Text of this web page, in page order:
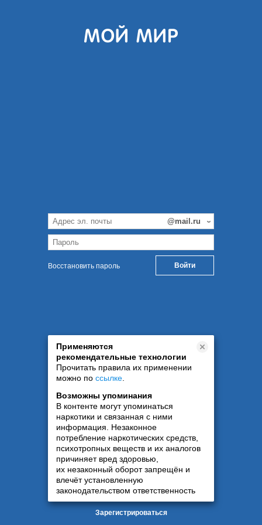
Восстановить пароль
Применяются
рекомендательные технологии
Прочитать правила их применении
можно по ссылке
Возможны упоминания
В контенте могут упоминаться
наркотики и связанная с ними
информация. Незаконное
потребление наркотических средств,
психотропных веществ и их аналогов
причиняет вред здоровью,
их незаконный оборот запрещён и
влечёт установленную
законодательством ответственность
Зарегистрироваться